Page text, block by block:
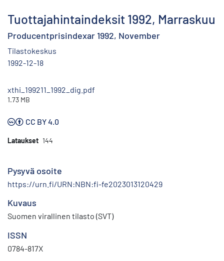
Tuottajahintaindeksit 1992, Marraskuu
Producentprisindexar 1992, November
Tilastokeskus
1992-12-18
xthi_199211_1992_dig.pdf
1.73 MB
CC BY 4.0
Lataukset 144
Pysyvä osoite
https://urn.fi/URN:NBN:fi-fe2023013120429
Kuvaus
Suomen virallinen tilasto (SVT)
ISSN
0784-817X